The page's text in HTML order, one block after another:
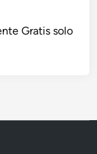
Gratis solo